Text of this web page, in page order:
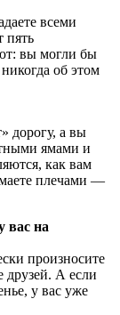
всеми
пять
вы могли бы
об этом
дорогу, а вы
ямами и
как вам
плечами —
вас на
произносите
друзей. А если
у вас уже